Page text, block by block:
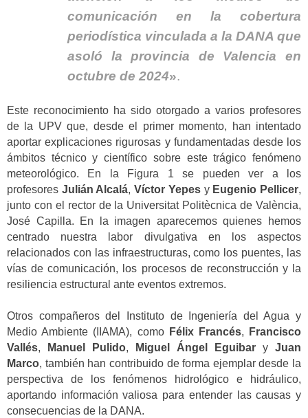
comunicación en la cobertura
periodística vinculada a la DANA que
asoló la provincia de Valencia en
octubre de 2024».
Este reconocimiento ha sido otorgado a varios profesores
de la UPV que, desde el primer momento, han intentado
aportar explicaciones rigurosas y fundamentadas desde los
ámbitos técnico y científico sobre este trágico fenómeno
meteorológico. En la Figura 1 se pueden ver a los
profesores Julián Alcalá,Víctor Yepesy Eugenio Pellicer,
junto con el rector de la Universitat Politècnica de València,
José Capilla. En la imagen aparecemos quienes hemos
centrado nuestra labor divulgativa en los aspectos
relacionados con las infraestructuras, como los puentes, las
vías de comunicación, los procesos de reconstrucción y la
resiliencia estructural ante eventos extremos.
Otros compañeros del Instituto de Ingeniería del Agua y
Medio Ambiente (IIAMA), como Félix Francés,
Francisco
Vallés, Manuel Pulido, Miguel Ángel Eguibar y Juan
Marco, también han contribuido de forma ejemplar desde la
perspectiva de los fenómenos hidrológico e hidráulico,
aportando información valiosa para entender las causas y
consecuencias de la DANA.